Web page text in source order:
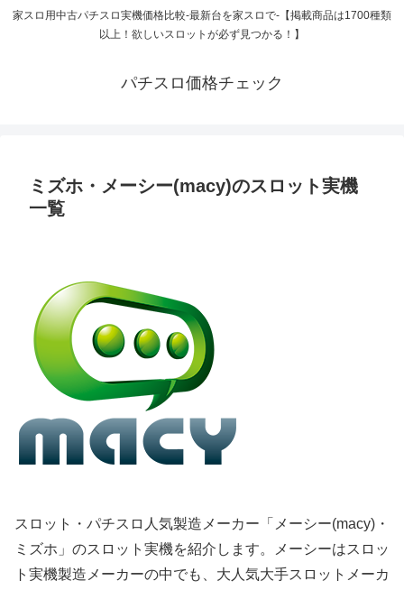
家スロ用中古パチスロ実機価格比較-最新台を家スロで-【掲載商品は1700種類
以上！欲しいスロットが必ず見つかる！】
パチスロ価格チェック
ミズホ・メーシー(macy)のスロット実機
一覧
スロット・パチスロ人気製造メーカー「メーシー(macy)・
ミズホ」のスロット実機を紹介します。メーシーはスロッ
ト実機製造メーカーの中でも、大人気大手スロットメーカ